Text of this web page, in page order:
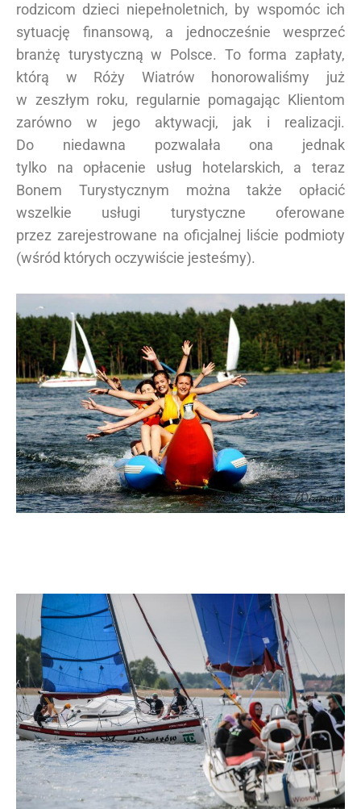
rodzicom dzieci niepełnoletnich, by wspomóc ich
sytuację finansową, a jednocześnie wesprzeć
branżę turystyczną w Polsce. To forma zapłaty,
którą w Róży Wiatrów honorowaliśmy już
w zeszłym roku, regularnie pomagając Klientom
zarówno w jego aktywacji, jak i realizacji.
Do niedawna pozwalała ona jednak
tylko na opłacenie usług hotelarskich, a teraz
Bonem Turystycznym można także opłacić
wszelkie usługi turystyczne oferowane
przez zarejestrowane na oficjalnej liście podmioty
(wśród których oczywiście jesteśmy).